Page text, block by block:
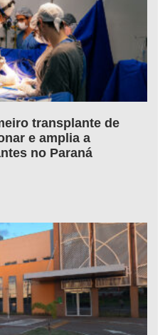
transplante de
e amplia a
no Paraná